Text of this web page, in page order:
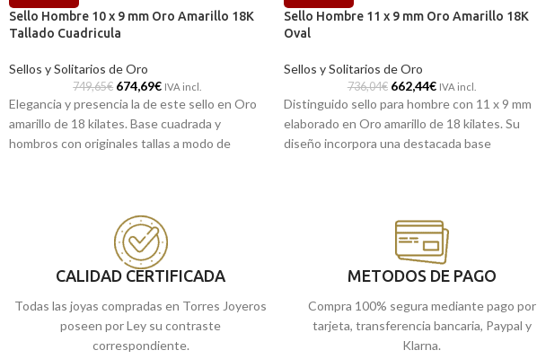
Sello Hombre 10 x 9 mm Oro Amarillo 18K
Tallado Cuadricula
Sellos y Solitarios de Oro
749,65€ 674,69€ IVA incl.
Elegancia y presencia la de este sello en Oro
amarillo de 18 kilates. Base cuadrada y
hombros con originales tallas a modo de
de Málaga, o si lo prefieres, comprarlo
online y te lo enviamos a casa.
Sello Hombre 11 x 9 mm Oro Amarillo 18K
Oval
Sellos y Solitarios de Oro
736,04€ 662,44€ IVA incl.
Distinguido sello para hombre con 11 x 9 mm
elaborado en Oro amarillo de 18 kilates. Su
diseño incorpora una destacada base
Puedes encontrarlo en nuestras tiendas
de Málaga. O si lo prefieres, encargarlo
online y te lo enviamos a casa.
CALIDAD CERTIFICADA
Todas las joyas compradas en Torres Joyeros
poseen por Ley su contraste
correspondiente.
METODOS DE PAGO
Compra 100% segura mediante pago por
tarjeta, transferencia bancaria, Paypal y
Klarna.